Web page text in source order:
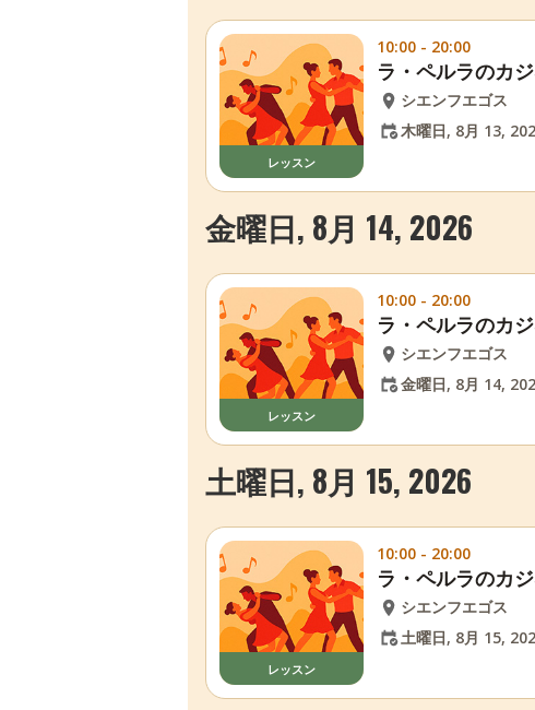
レッスン
10:00 - 20:00
ラ・ペルラのカ
シエンフエゴス
木曜日, 8月 13,
金曜日, 8月 14, 2026
レッスン
10:00 - 20:00
ラ・ペルラのカ
シエンフエゴス
金曜日, 8月 14,
土曜日, 8月 15, 2026
レッスン
10:00 - 20:00
ラ・ペルラのカ
シエンフエゴス
土曜日, 8月 15,